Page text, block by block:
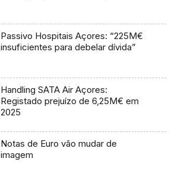
Passivo Hospitais Açores: “225M€
insuficientes para debelar dívida”
Handling SATA Air Açores:
Registado prejuízo de 6,25M€ em
2025
Notas de Euro vão mudar de
imagem